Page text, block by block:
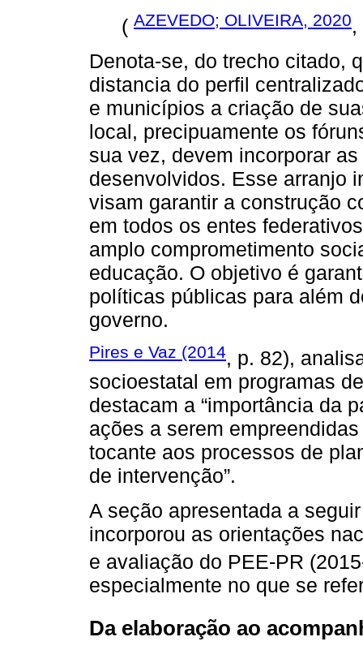
( AZEVEDO; OLIVEIRA, 2020,
Denota-se, do trecho citado,
distancia do perfil
e municípios a criação de
local, precipuamente os
sua vez, devem incorporar
desenvolvidos. Esse arranjo
visam garantir a construção
em todos os entes
amplo comprometimento
educação. O objetivo é
políticas públicas para além
governo.
Pires e Vaz (2014, p. 82),
socioestatal em programas
destacam a “importância da
ações a serem
tocante aos processos de
de intervenção”.
A seção apresentada a
incorporou as orientações
e avaliação do PEE-PR
especialmente no que se
Da elaboração ao